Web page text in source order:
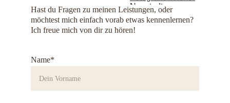
Name*
Hast du Fragen zu meinen Leistungen, oder
möchtest mich einfach vorab etwas kennenlernen?
Ich freue mich von dir zu hören!